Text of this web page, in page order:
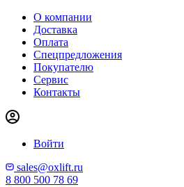
О компании
Доставка
Оплата
Спецпредложения
Покупателю
Сервис
Контакты
Войти
sales@oxlift.ru
8 800 500 78 69